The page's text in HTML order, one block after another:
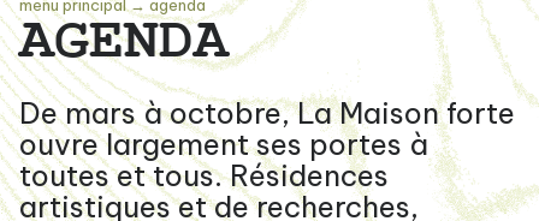
menu principal → agenda
AGENDA
De mars à octobre, La Maison forte
ouvre largement ses portes à
toutes et tous. Résidences
artistiques et de recherches,